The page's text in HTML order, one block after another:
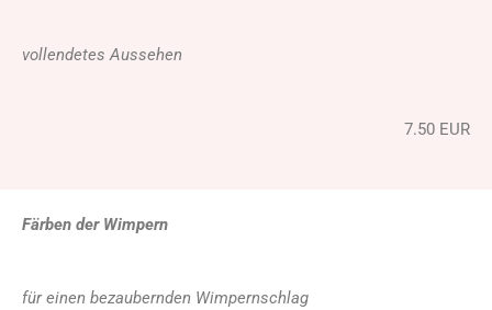
vollendetes Aussehen
7.50 EUR
Färben der Wimpern
für einen bezaubernden Wimpernschlag